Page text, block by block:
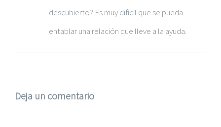
descubierto? Es muy difícil que se pueda
entablar una relación que lleve a la ayuda.
Deja un comentario